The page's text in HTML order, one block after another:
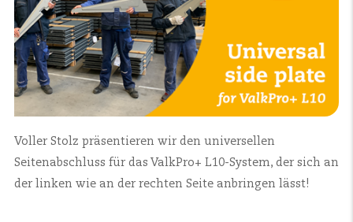
Voller Stolz präsentieren wir den universellen
Seitenabschluss für das ValkPro+ L10-System, der sich an
der linken wie an der rechten Seite anbringen lässt!